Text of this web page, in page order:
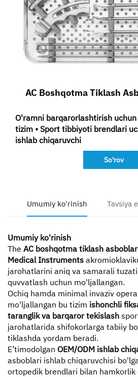
Biz Haqidida
Blog
AC Boshqotma Tiklash
O'ramni barqarorlashtirish
tizim • Sport tibbiyoti brendlari
ishlab chiqaruvchi
So'rov
Umumiy ko'rinish Tavsiya
Umumiy ko'rinish
The AC boshqotma tiklash
Medical Instruments
jarohatlarini aniq va samarali
quvvatlash uchun mo'ljallangan.
Ochiq hamda minimal invaziv
mo'ljallangan bu tizim ishonchli
taranglik va barqaror tekislash
jarohatlarida shifokorlarga tabiiy
tiklashda yordam beradi.
E’timodolgan OEM/ODM ishlab
asboblari ishlab chiqaruvchisi
ortopedik brendlari bilan hamkorlik